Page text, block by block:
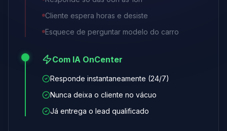
Cliente espera horas e desiste
Esquece de perguntar modelo do carro
Com IA OnCenter
Responde instantaneamente (24/7)
Nunca deixa o cliente no vácuo
Já entrega o lead qualificado